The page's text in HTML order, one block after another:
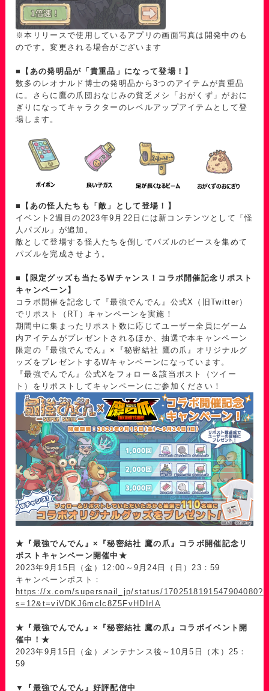
※本リリースで使用しているアプリの画面写真は開発中のも
のです。変更される場合がございます
■【あの発明品が「貴重品」になって登場！】
数多のレオナルド博士の発明品から3つのアイテムが貴重品
に。さらに鷹の爪団おなじみの貧乏メシ「おがくず」がおに
ぎりになってキャラクターのレベルアップアイテムとして登
場します。
■【あの怪人たちも「敵」として登場！】
イベント2週目の2023年9月22日には新コンテンツとして「怪
人パズル」が追加。
敵として登場する怪人たちを倒してパズルのピースを集めて
パズルを完成させよう。
■【限定グッズも当たるWチャンス！コラボ開催記念リポスト
キャンペーン】
コラボ開催を記念して『最強でんでん』公式X（旧Twitter）
でリポスト（RT）キャンペーンを実施！
期間中に集まったリポスト数に応じてユーザー全員にゲーム
内アイテムがプレゼントされるほか、抽選で本キャンペーン
限定の『最強でんでん』×『秘密結社 鷹の爪』オリジナルグ
ッズをプレゼントするWキャンペーンになっています。
『最強でんでん』公式Xをフォロー＆該当ポスト（ツイー
ト）をリポストしてキャンペーンにご参加ください！
★『最強でんでん』×『秘密結社 鷹の爪』コラボ開催記念リ
ポストキャンペーン開催中★
2023年9月15日（金）12:00～9月24日（日）23：59
キャンペーンポスト：
https://x.com/supersnail_jp/status/1702518191547904080?
s=12&t=viVDKJ6mclc8Z5FvHDIrlA
★『最強でんでん』×『秘密結社 鷹の爪』コラボイベント開
催中！★
2023年9月15日（金）メンテナンス後～10月5日（木）25：
59
▼
『最強でんでん』好評配信中